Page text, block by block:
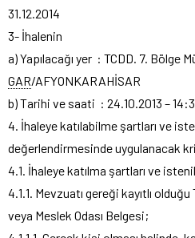
31.12.2014
3- İhalenin
a) Yapılacağı yer : TCDD. 7. Bölge
GAR/AFYONKARAHİSAR
b) Tarihi ve saati : 24.10.2013 –
4. İhaleye katılabilme şartları ve
değerlendirmesinde uygulanacak
4.1. İhaleye katılma şartları ve
4.1.1. Mevzuatı gereği kayıtlı
veya Meslek Odası Belgesi;